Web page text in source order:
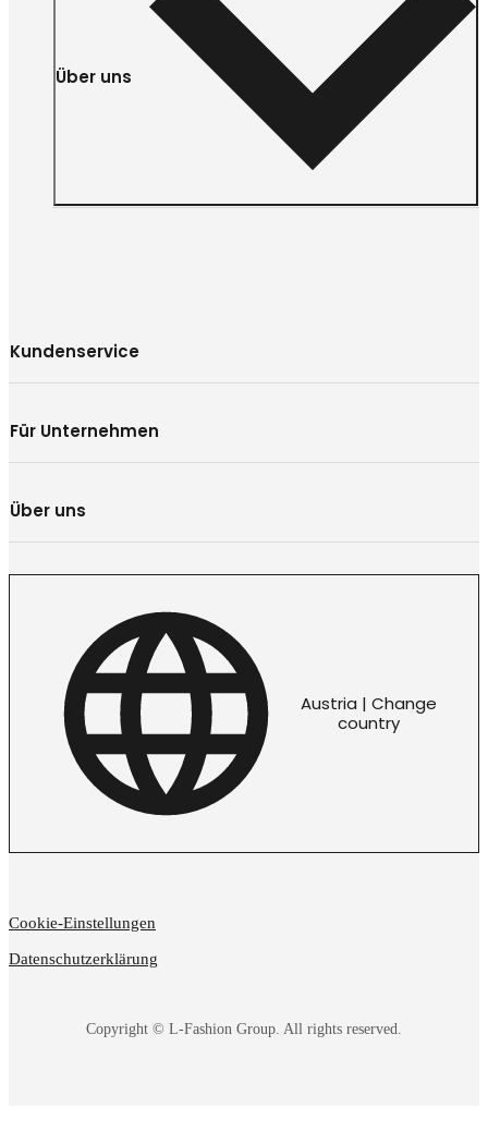
Über uns
Kundenservice
Für Unternehmen
Über uns
Austria | Change
country
Copyright © L-Fashion Group. All rights reserved.
Cookie-Einstellungen
Datenschutzerklärung